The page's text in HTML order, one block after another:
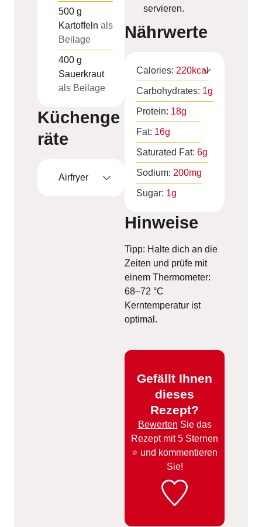
500 g
Kartoffeln als
Beilage
400 g
Sauerkraut
als Beilage
Küchenge
räte
Airfryer
servieren.
Nährwerte
Calories: 220kcal
Carbohydrates: 1g
Protein: 18g
Fat: 16g
Saturated Fat: 6g
Sodium: 200mg
Sugar: 1g
Hinweise
Tipp: Halte dich an die
Zeiten und prüfe mit
einem Thermometer:
68–72 °C
Kerntemperatur ist
optimal.
Gefällt Ihnen
dieses
Rezept?
Bewerten Sie das
Rezept mit 5 Sternen
⭐️ und kommentieren
Sie!